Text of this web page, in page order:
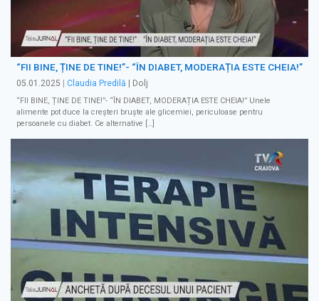
“FII BINE, ȚINE DE TINE!”- “ÎN DIABET, MODERAȚIA ESTE CHEIA!”
05.01.2025 | Claudia Predilă | Dolj
“FII BINE, ȚINE DE TINE!”- “ÎN DIABET, MODERAȚIA ESTE CHEIA!” Unele
alimente pot duce la creșteri bruște ale glicemiei, periculoase pentru
persoanele cu diabet. Ce alternative […]